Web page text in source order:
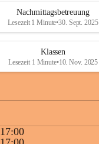
Nachmittagsbetreuung
Lesezeit 1 Minute•30. Sept. 2025
Klassen
Lesezeit 1 Minute•10. Nov. 2025
17:00